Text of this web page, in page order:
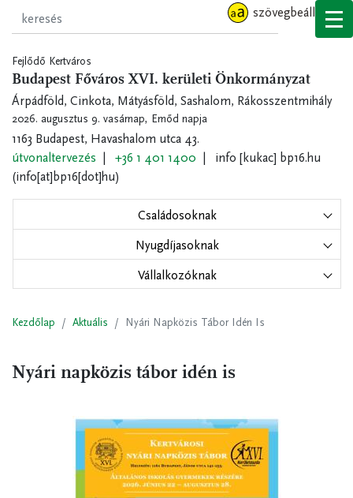
szövegbeállítások
Fejlődő Kertváros
Budapest Főváros XVI. kerületi Önkormányzat
Árpádföld, Cinkota, Mátyásföld, Sashalom, Rákosszentmihály
2026. augusztus 9. vasárnap, Emőd napja
1163 Budapest, Havashalom utca 43.
útvonaltervezés
+36 1 401 1400 info [kukac] bp16.hu
(info[at]bp16[dot]hu)
Családosoknak
Nyugdíjasoknak
Vállalkozóknak
Kezdőlap Aktuális Nyári Napközis Tábor Idén Is
Nyári napközis tábor idén is